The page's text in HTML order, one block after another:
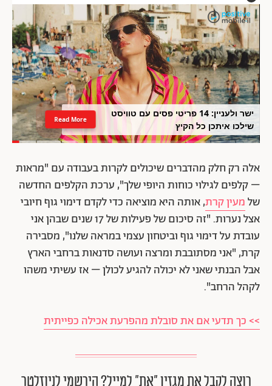
ישר ולעניין: 14 פריטי פסים עם טוויסט
שילכו איתכן כל הקיץ
Read More
אלה רק חלק מהדברים שיכולים לקרות בעבודה עם "מראות
– קלפים לגילוי כוחות היופי שלך", ערכת הקלפים החדשה
שלמעין קרת, אותה היא מוציאה כדי לקדם דימוי גוף חיובי
אצל נערות. "זה סיכום של פעילות של 17 שנים שבהן אני
עובדת על דימוי גוף וביטחון עצמי במראה שלנו", מסבירה
קרת, "אני מסתובבת ומרצה ועושה סדנאות ברחבי הארץ
אבל הבנתי שאני לא יכולה להגיע לכולן – אז עשיתי משהו
לקהל הרחב".
>> כך תדעי אם את סובלת מהפרעת אכילה כפייתית
רוצה לקבל את מגזין ״את״ למייל? הירשמי לניוזלטר